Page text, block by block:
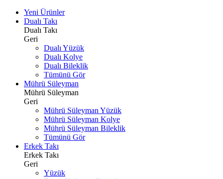
Yeni Ürünler
Dualı Takı
Dualı Takı
Geri
Dualı Yüzük
Dualı Kolye
Dualı Bileklik
Tümünü Gör
Mührü Süleyman
Mührü Süleyman
Geri
Mührü Süleyman Yüzük
Mührü Süleyman Kolye
Mührü Süleyman Bileklik
Tümünü Gör
Erkek Takı
Erkek Takı
Geri
Yüzük